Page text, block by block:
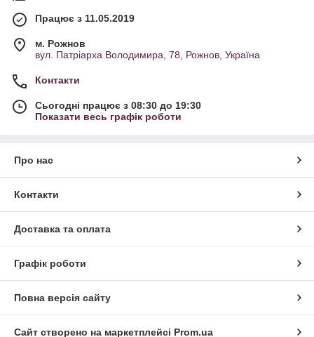
Працює з 11.05.2019
м. Рожнов
вул. Патріарха Володимира, 78, Рожнов, Україна
Контакти
Сьогодні працює з 08:30 до 19:30
Показати весь графік роботи
Про нас
Контакти
Доставка та оплата
Графік роботи
Повна версія сайту
Сайт створено на маркетплейсі Prom.ua